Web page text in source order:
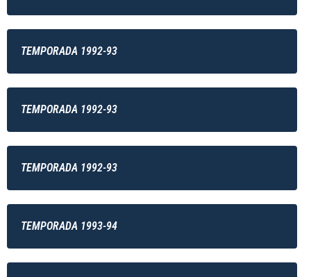
TEMPORADA 1992-93
TEMPORADA 1992-93
TEMPORADA 1992-93
TEMPORADA 1993-94